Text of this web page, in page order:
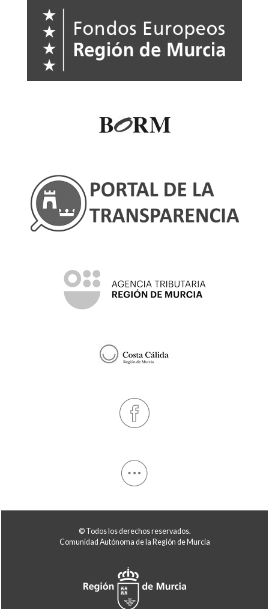
© Todos los derechos reservados.
Comunidad Autónoma de la Región de Murcia